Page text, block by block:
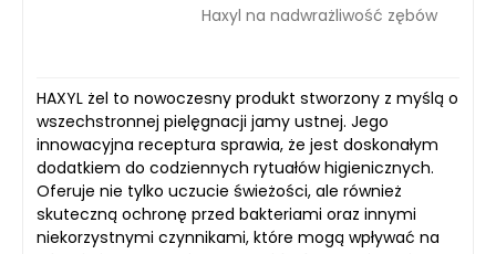
Haxyl na nadwrażliwość zębów
HAXYL żel to nowoczesny produkt stworzony z myślą o
wszechstronnej pielęgnacji jamy ustnej. Jego
innowacyjna receptura sprawia, że jest doskonałym
dodatkiem do codziennych rytuałów higienicznych.
Oferuje nie tylko uczucie świeżości, ale również
skuteczną ochronę przed bakteriami oraz innymi
niekorzystnymi czynnikami, które mogą wpływać na